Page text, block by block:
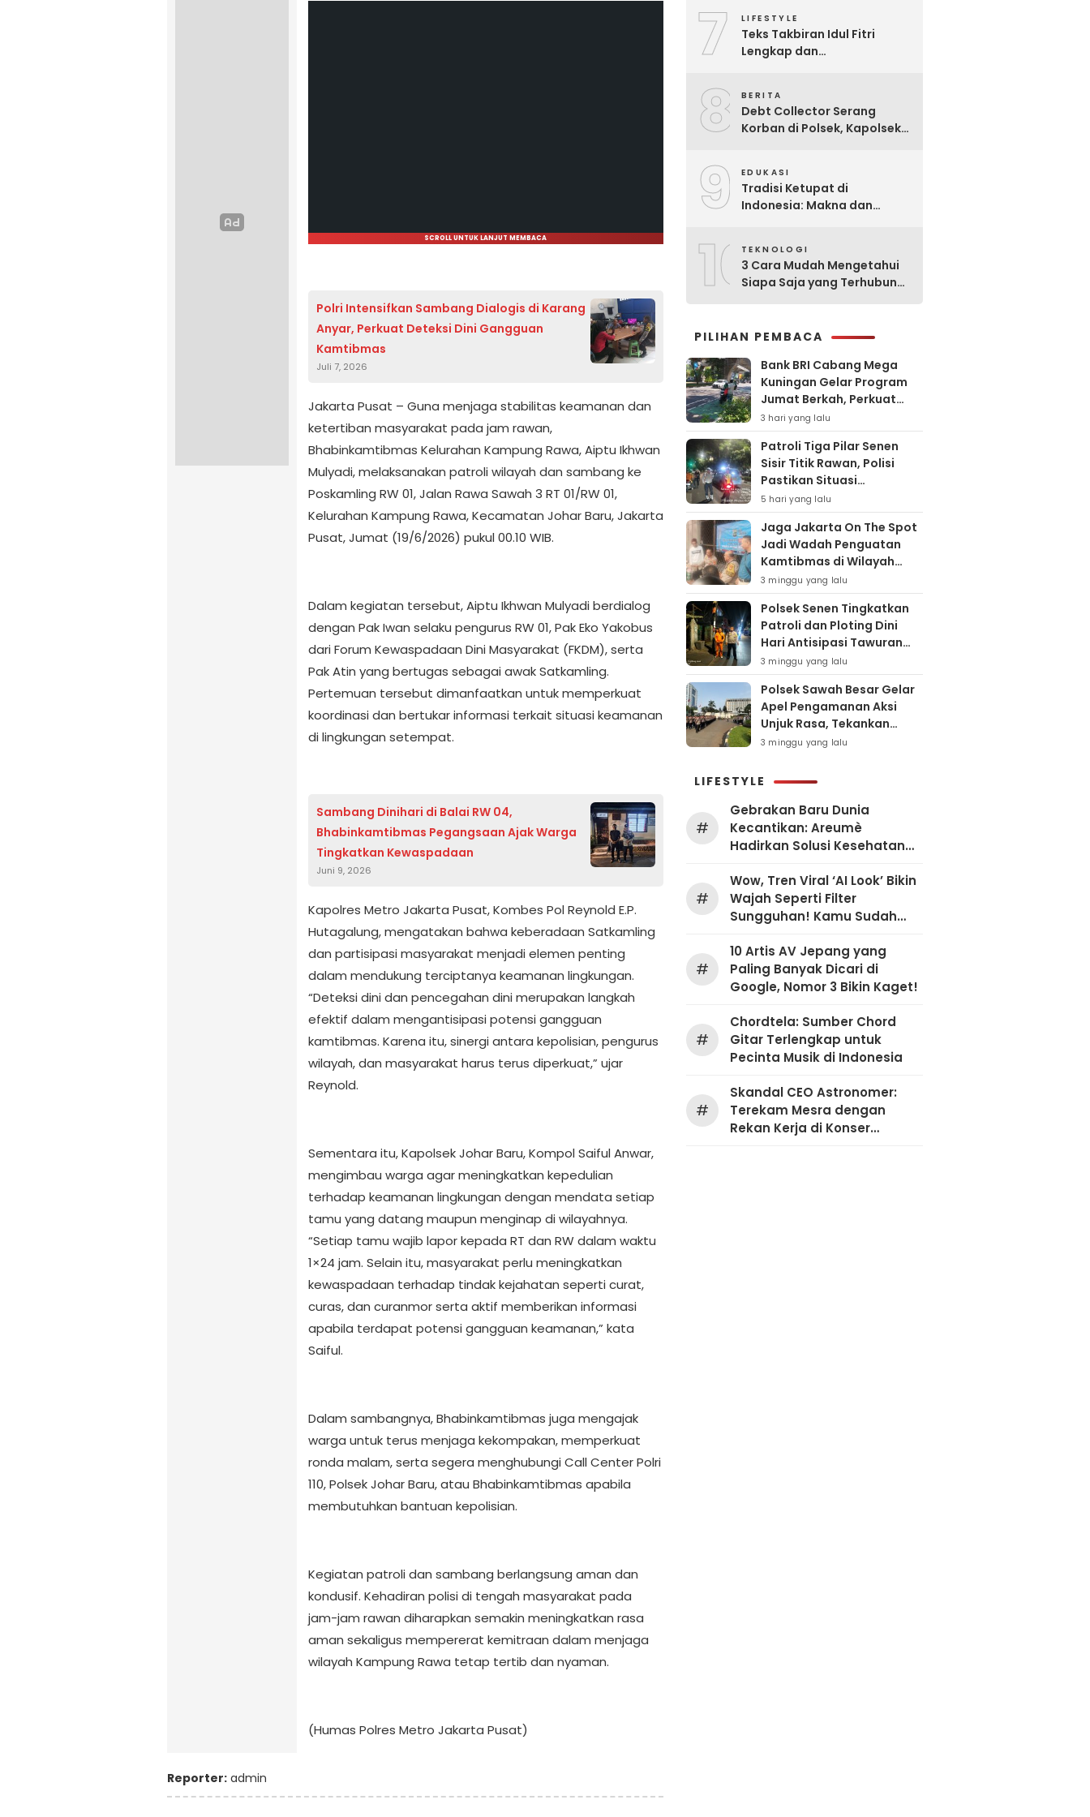
SCROLL UNTUK LANJUT MEMBACA
Polri Intensifkan Sambang Dialogis di Karang
Anyar, Perkuat Deteksi Dini Gangguan
Kamtibmas
Juli 7, 2026
Jakarta Pusat – Guna menjaga stabilitas keamanan dan
ketertiban masyarakat pada jam rawan,
Bhabinkamtibmas Kelurahan Kampung Rawa, Aiptu Ikhwan
Mulyadi, melaksanakan patroli wilayah dan sambang ke
Poskamling RW 01, Jalan Rawa Sawah 3 RT 01/RW 01,
Kelurahan Kampung Rawa, Kecamatan Johar Baru, Jakarta
Pusat, Jumat (19/6/2026) pukul 00.10 WIB.
Dalam kegiatan tersebut, Aiptu Ikhwan Mulyadi berdialog
dengan Pak Iwan selaku pengurus RW 01, Pak Eko Yakobus
dari Forum Kewaspadaan Dini Masyarakat (FKDM), serta
Pak Atin yang bertugas sebagai awak Satkamling.
Pertemuan tersebut dimanfaatkan untuk memperkuat
koordinasi dan bertukar informasi terkait situasi keamanan
di lingkungan setempat.
Sambang Dinihari di Balai RW 04,
Bhabinkamtibmas Pegangsaan Ajak Warga
Tingkatkan Kewaspadaan
Juni 9, 2026
Kapolres Metro Jakarta Pusat, Kombes Pol Reynold E.P.
Hutagalung, mengatakan bahwa keberadaan Satkamling
dan partisipasi masyarakat menjadi elemen penting
dalam mendukung terciptanya keamanan lingkungan.
“Deteksi dini dan pencegahan dini merupakan langkah
efektif dalam mengantisipasi potensi gangguan
kamtibmas. Karena itu, sinergi antara kepolisian, pengurus
wilayah, dan masyarakat harus terus diperkuat,” ujar
Reynold.
Sementara itu, Kapolsek Johar Baru, Kompol Saiful Anwar,
mengimbau warga agar meningkatkan kepedulian
terhadap keamanan lingkungan dengan mendata setiap
tamu yang datang maupun menginap di wilayahnya.
“Setiap tamu wajib lapor kepada RT dan RW dalam waktu
1×24 jam. Selain itu, masyarakat perlu meningkatkan
kewaspadaan terhadap tindak kejahatan seperti curat,
curas, dan curanmor serta aktif memberikan informasi
apabila terdapat potensi gangguan keamanan,” kata
Saiful.
Dalam sambangnya, Bhabinkamtibmas juga mengajak
warga untuk terus menjaga kekompakan, memperkuat
ronda malam, serta segera menghubungi Call Center Polri
110, Polsek Johar Baru, atau Bhabinkamtibmas apabila
membutuhkan bantuan kepolisian.
Kegiatan patroli dan sambang berlangsung aman dan
kondusif. Kehadiran polisi di tengah masyarakat pada
jam-jam rawan diharapkan semakin meningkatkan rasa
aman sekaligus mempererat kemitraan dalam menjaga
wilayah Kampung Rawa tetap tertib dan nyaman.
(Humas Polres Metro Jakarta Pusat)
Reporter: admin
7 LIFESTYLE
Teks Takbiran Idul Fitri
Lengkap dan
8 BERITA
Debt Collector Serang
Korban di Polsek, Kapolsek
9 EDUKASI
Tradisi Ketupat di
Indonesia: Makna dan
10TEKNOLOGI
3 Cara Mudah Mengetahui
Siapa Saja yang Terhubung
PILIHAN PEMBACA
Bank BRI Cabang Mega
Kuningan Gelar Program
Jumat Berkah, Perkuat
Komitmen untuk Saling
Berbagai
3 hari yang lalu
Patroli Tiga Pilar Senen
Sisir Titik Rawan, Polisi
Pastikan Situasi
Kamtibmas Kondusif
5 hari yang lalu
Jaga Jakarta On The Spot
Jadi Wadah Penguatan
Kamtibmas di Wilayah
Kampung Bali
3 minggu yang lalu
Polsek Senen Tingkatkan
Patroli dan Ploting Dini
Hari Antisipasi Tawuran
serta Gangguan
Kamtibmas
3 minggu yang lalu
Polsek Sawah Besar Gelar
Apel Pengamanan Aksi
Unjuk Rasa, Tekankan
Pelayanan Humanis dan
3 minggu yang lalu
LIFESTYLE
#
Gebrakan Baru Dunia
Kecantikan: Areumè
Hadirkan Solusi Kesehatan
#
Wow, Tren Viral ‘AI Look’ Bikin
Wajah Seperti Filter
Sungguhan! Kamu Sudah
#
10 Artis AV Jepang yang
Paling Banyak Dicari di
Google, Nomor 3 Bikin Kaget!
#
Chordtela: Sumber Chord
Gitar Terlengkap untuk
Pecinta Musik di Indonesia
#
Skandal CEO Astronomer:
Terekam Mesra dengan
Rekan Kerja di Konser